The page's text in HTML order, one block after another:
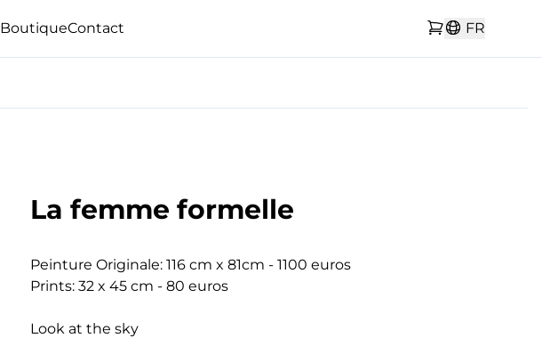
BoutiqueContact FR
La femme formelle
Peinture Originale: 116 cm x 81cm - 1100 euros
Prints: 32 x 45 cm - 80 euros
Look at the sky